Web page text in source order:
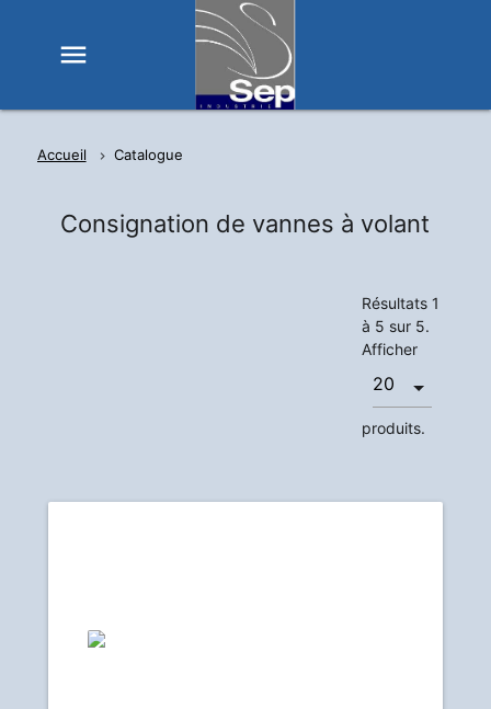
menu
Accueil Catalogue
Consignation de vannes à volant
Résultats 1
à 5 sur 5.
Afficher
produits.